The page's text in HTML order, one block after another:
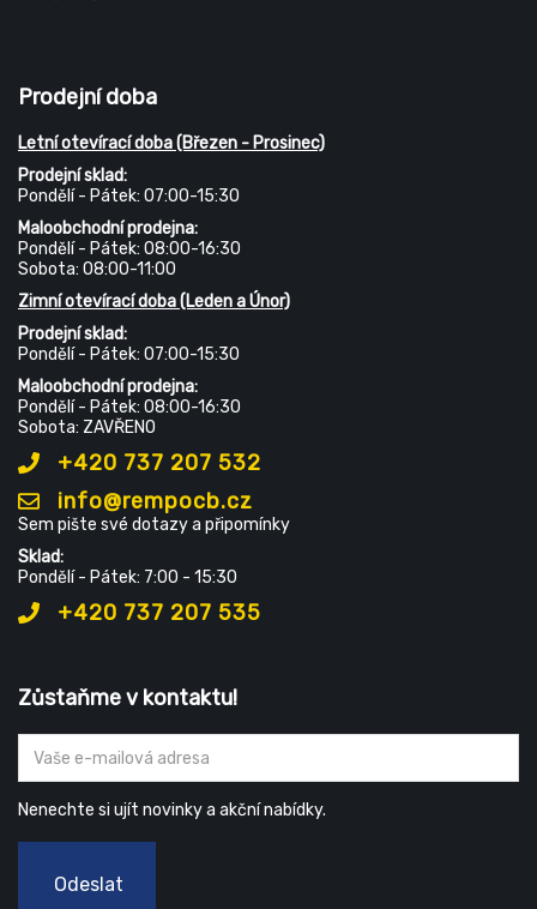
Prodejní doba
Letní otevírací doba (Březen - Prosinec)
Prodejní sklad:
Pondělí - Pátek: 07:00-15:30
Maloobchodní prodejna:
Pondělí - Pátek: 08:00-16:30
Sobota: 08:00-11:00
Zimní otevírací doba (Leden a Únor)
Prodejní sklad:
Pondělí - Pátek: 07:00-15:30
Maloobchodní prodejna:
Pondělí - Pátek: 08:00-16:30
Sobota: ZAVŘENO
+420 737 207 532
info@rempocb.cz
Sem pište své dotazy a připomínky
Sklad:
Pondělí - Pátek: 7:00 - 15:30
+420 737 207 535
Zůstaňme v kontaktu!
Nenechte si ujít novinky a akční nabídky.
Odeslat